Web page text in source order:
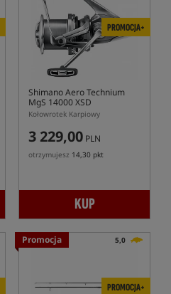
PROMOCJA+
Shimano Aero Technium
MgS 14000 XSD
Kołowrotek Karpiowy
3 229,00 PLN
otrzymujesz 14,30 pkt
KUP
Promocja 5,0
PROMOCJA+